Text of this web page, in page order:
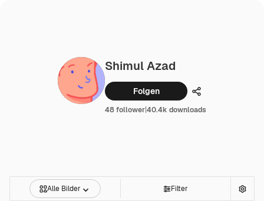
Shimul Azad
Folgen Teilen
48 follower|40.4k downloads
Alle Bilder Filter